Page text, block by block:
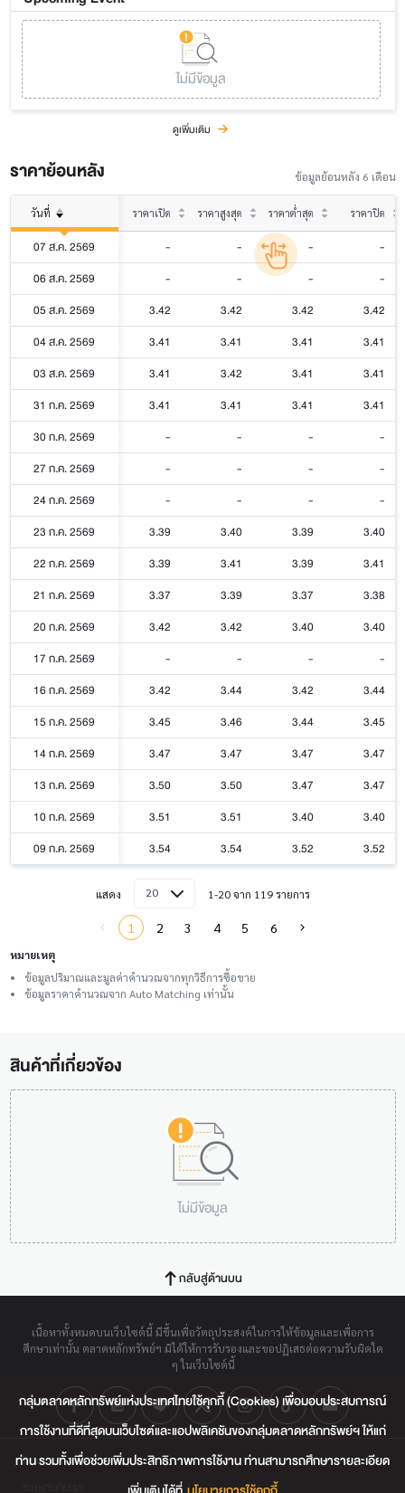
ไม่มีข้อมูล
ดูเพิ่มเติม
ราคาย้อนหลัง ข้อมูลย้อนหลัง 6 เดือน
วันที่ ราคาเปิด ราคาสูงสุด ราคาต่ำสุด ราคาปิด
07 ส.ค. 2569 - - -
-
06 ส.ค. 2569
- - -
-
05 ส.ค. 2569
3.42 3.42 3.42
3.42
04 ส.ค. 2569
3.41 3.41 3.41
3.41
03 ส.ค. 2569
3.41 3.42 3.41
3.41
31 ก.ค. 2569
3.41 3.41 3.41
3.41
30 ก.ค. 2569
- - -
-
27 ก.ค. 2569
- - -
-
24 ก.ค. 2569
- - -
-
23 ก.ค. 2569
3.39 3.40 3.39
3.40
22 ก.ค. 2569
3.39 3.41 3.39
3.41
21 ก.ค. 2569
3.37 3.39 3.37
3.38
20 ก.ค. 2569
3.42 3.42 3.40
3.40
17 ก.ค. 2569
- - -
-
16 ก.ค. 2569
3.42 3.44 3.42
3.44
15 ก.ค. 2569
3.45 3.46 3.44
3.45
14 ก.ค. 2569
3.47 3.47 3.47
3.47
13 ก.ค. 2569
3.50 3.50 3.47
3.47
10 ก.ค. 2569
3.51 3.51 3.40
3.40
09 ก.ค. 2569
3.54 3.54 3.52 3.52
แสดง 20 1-20 จาก 119 รายการ
1 2 3 4 5 6
หมายเหตุ
ข้อมูลปริมาณและมูลค่าคำนวณจากทุกวิธีการซื้อขาย
ข้อมูลราคาคำนวณจาก Auto Matching เท่านั้น
สินค้าที่เกี่ยวข้อง
ไม่มีข้อมูล
กลับสู่ด้านบน
เนื้อหาทั้งหมดบนเว็บไซต์นี้ มีขึ้นเพื่อวัตถุประสงค์ในการให้ข้อมูลและเพื่อการ
ศึกษาเท่านั้น ตลาดหลักทรัพย์ฯ มิได้ให้การรับรองและขอปฏิเสธต่อความรับผิดใด
ๆ ในเว็บไซต์นี้
ติดต่อเรา
กลุ่มตลาดหลักทรัพย์แห่งประเทศไทยใช้คุกกี้ (Cookies) เพื่อมอบประสบการณ์
การใช้งานที่ดีที่สุดบนเว็บไซต์และแอปพลิเคชันของกลุ่มตลาดหลักทรัพย์ฯ ให้แก่
ท่าน รวมทั้งเพื่อช่วยเพิ่มประสิทธิภาพการใช้งาน ท่านสามารถศึกษารายละเอียด